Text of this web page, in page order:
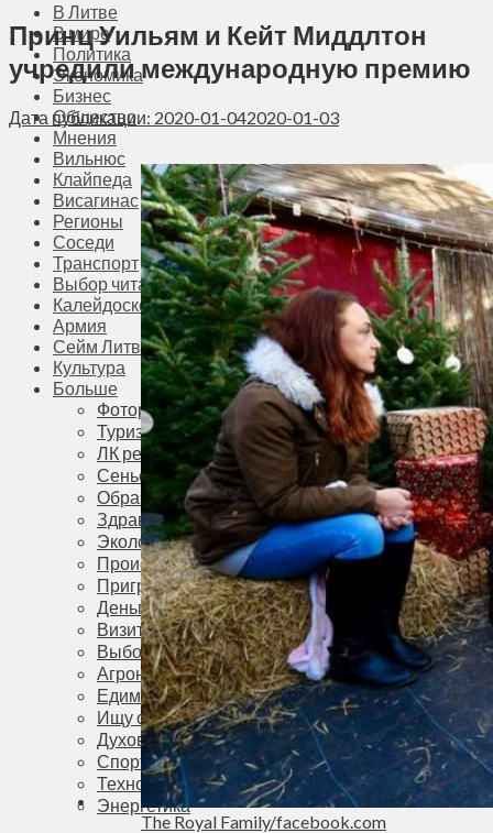
В Литве
В мире
Политика
Экономика
Бизнес
Общество
Мнения
Вильнюс
Клайпеда
Висагинас
Регионы
Соседи
Транспорт
Выбор читателей
Калейдоскоп
Армия
Сейм Литвы
Культура
Больше
Фоторепортаж
Туризм
ЛК рекомендует
Сеньорам
Образование
Здравоохранение
Экология
Происшествия
Приграничье
Деньги
Визиты
Выборы
Агроновости
Едим дома
Ищу семью
Духовное пространство
Спорт
Технологии
Энергетика
Принц Уильям и Кейт Миддлтон
учредили международную премию
Дата публикации: 2020-01-042020-01-03
The Royal Family/facebook.com